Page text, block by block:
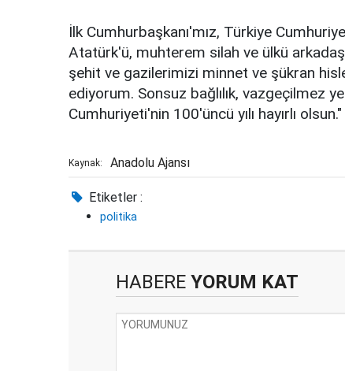
İlk Cumhurbaşkanı'mız, Türkiye
Atatürk'ü, muhterem silah ve ülkü
şehit ve gazilerimizi minnet ve şükran
ediyorum. Sonsuz bağlılık, vazgeçilmez
Cumhuriyeti'nin 100'üncü yılı hayırlı olsun."
Kaynak: Anadolu Ajansı
Etiketler :
politika
HABERE YORUM KAT